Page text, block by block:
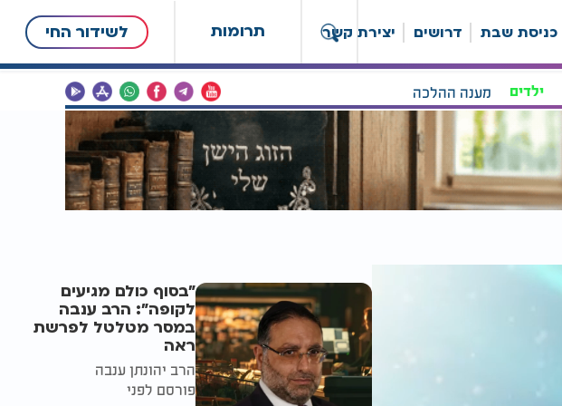
תרומות לשידור החי כניסת שבת דרושים יצירת קשר
ילדים מענה ההלכה
"בסוף כולם מגיעים
לקופה": הרב ענבה
במסר מטלטל לפרשת
ראה
הרב יהונתן ענבה
פורסם לפני